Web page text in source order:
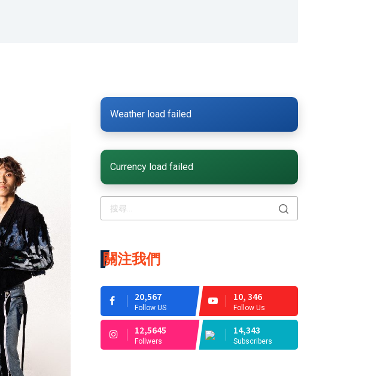
Weather load failed
Currency load failed
關注我們
20,567
Follow US
10, 346
Follow Us
12,5645
Follwers
14,343
Subscribers